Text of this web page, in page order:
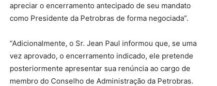
apreciar o encerramento antecipado de seu mandato
como Presidente da Petrobras de forma negociada”.
“Adicionalmente, o Sr. Jean Paul informou que, se uma
vez aprovado, o encerramento indicado, ele pretende
posteriormente apresentar sua renúncia ao cargo de
membro do Conselho de Administração da Petrobras.